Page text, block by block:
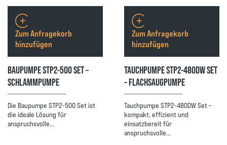
BAUPUMPE STP2-500 SET –
SCHLAMMPUMPE
Die Baupumpe STP2-500 Set ist
die ideale Lösung für
anspruchsvolle…
Zum Anfragekorb
hinzufügen
TAUCHPUMPE STP2-480DW SET
– FLACHSAUGPUMPE
Tauchpumpe STP2-480DW Set –
kompakt, effizient und
einsatzbereit für
anspruchsvolle…
Zum Anfragekorb
hinzufügen